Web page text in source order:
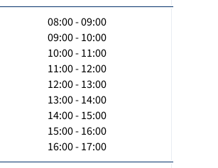
08:00 - 09:00
09:00 - 10:00
10:00 - 11:00
11:00 - 12:00
12:00 - 13:00
13:00 - 14:00
14:00 - 15:00
15:00 - 16:00
16:00 - 17:00